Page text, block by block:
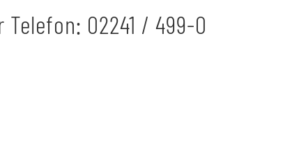
02241 / 499-0